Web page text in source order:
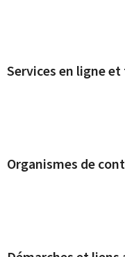
Services en ligne
Organismes de